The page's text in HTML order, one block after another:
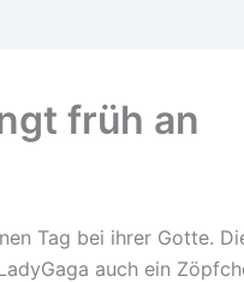
früh an
Tag bei ihrer Gotte.
auch ein